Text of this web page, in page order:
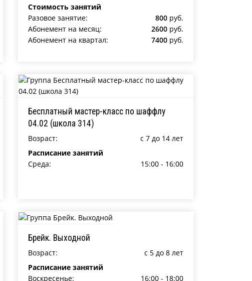
Стоимость занятий
Разовое занятие:
800 руб.
Абонемент на месяц:
2600 руб.
Абонемент на квартал:
7400 руб.
Бесплатный мастер-класс по шаффлу
04.02 (школа 314)
Возраст:
c 7 до 14 лет
Расписание занятий
Среда:
15:00 - 16:00
Брейк. Выходной
Возраст:
c 5 до 8 лет
Расписание занятий
Воскресенье:
16:00 - 18:00